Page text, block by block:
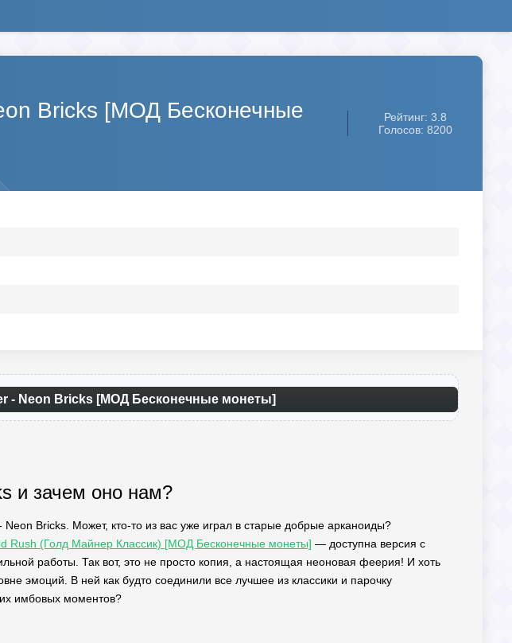
Bricks [МОД Бесконечные
Рейтинг: 3.8
Голосов: 8200
- Neon Bricks [МОД Бесконечные монеты]
и зачем оно нам?
Bricks. Может, кто-то из вас уже играл в старые добрые арканоиды?
Rush (Голд Майнер Классик) [МОД Бесконечные монеты] — доступна версия с
работы. Так вот, это не просто копия, а настоящая неоновая феерия! И хоть
эмоций. В ней как будто соединили все лучшее из классики и парочку
имбовых моментов?